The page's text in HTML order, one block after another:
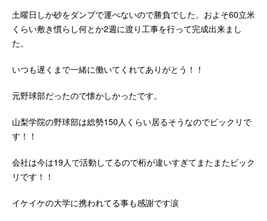
土曜日しか砂をダンプで運べないので勝負でした。およそ60立米
くらい敷き慣らし何とか2週に渡り工事を行って完成出来まし
た。
いつも遅くまで一緒に働いてくれてありがとう！！
元野球部だったので懐かしかったです。
山梨学院の野球部は総勢150人くらい居るそうなのでビックリで
す！！
会社は今は19人で活動してるので桁が違いすぎてまたまたビック
リです！！
イケイケの大学に携われてる事も感謝です涙